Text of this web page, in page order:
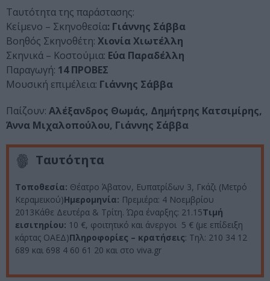
Ταυτότητα της παράστασης:
Κείμενο – Σκηνοθεσία: Γιάννης Σάββα
Βοηθός Σκηνοθέτη: Χιονία Χιωτέλλη
Σκηνικά – Κοστούμια: Εύα Παραδέλλη
Παραγωγή: 14 ΠΡΟΒΕΣ
Μουσική επιμέλεια: Γιάννης Σάββα
Παίζουν: Αλέξανδρος Θωμάς, Δημήτρης Κατσιμίρης,
Άννα Μιχαλοπούλου, Γιάννης Σάββα
Ταυτότητα
Τοποθεσία: Θέατρο Άβατον, Ευπατρίδων 3, Γκάζι (Μετρό
Κεραμεικού)Ημερομηνία: Πρεμιέρα: 4 Νοεμβρίου
2013Κάθε Δευτέρα & Τρίτη. Ώρα έναρξης: 21.15Τιμή
εισιτηρίου: 10 €, φοιτητικό και άνεργοι 5 € (με επίδειξη
κάρτας ΟΑΕΔ)Πληροφορίες – κρατήσεις: Τηλ: 210 34 12
689 και 698 4 60 61 20 και στο viva.gr